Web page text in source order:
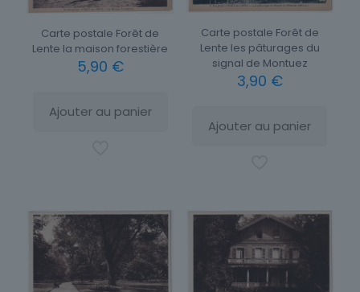
Carte postale Forêt de
Lente la maison forestière
5,90 €
Ajouter au panier
Carte postale Forêt de
Lente les pâturages du
signal de Montuez
3,90 €
Ajouter au panier